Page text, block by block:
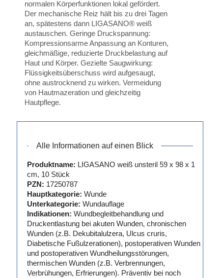
normalen Körperfunktionen lokal gefördert.
Der mechanische Reiz hält bis zu drei Tagen
an, spätestens dann LIGASANO® weiß
austauschen. Geringe Druckspannung:
Kompressionsarme Anpassung an Konturen,
gleichmäßige, reduzierte Druckbelastung auf
Haut und Körper. Gezielte Saugwirkung:
Flüssigkeitsüberschuss wird aufgesaugt,
ohne austrocknend zu wirken. Vermeidung
von Hautmazeration und gleichzeitig
Hautpflege.
Alle Informationen auf einen Blick
Produktname: LIGASANO weiß unsteril 59 x 98 x 1
cm, 10 Stück
PZN: 17250787
Hauptkategorie: Wunde
Unterkategorie: Wundauflage
Indikationen: Wundbegleitbehandlung und
Druckentlastung bei akuten Wunden, chronischen
Wunden (z.B. Dekubitalulzera, Ulcus cruris,
Diabetische Fußulzerationen), postoperativen Wunden
und postoperativen Wundheilungsstörungen,
thermischen Wunden (z.B. Verbrennungen,
Verbrühungen, Erfrierungen). Präventiv bei noch